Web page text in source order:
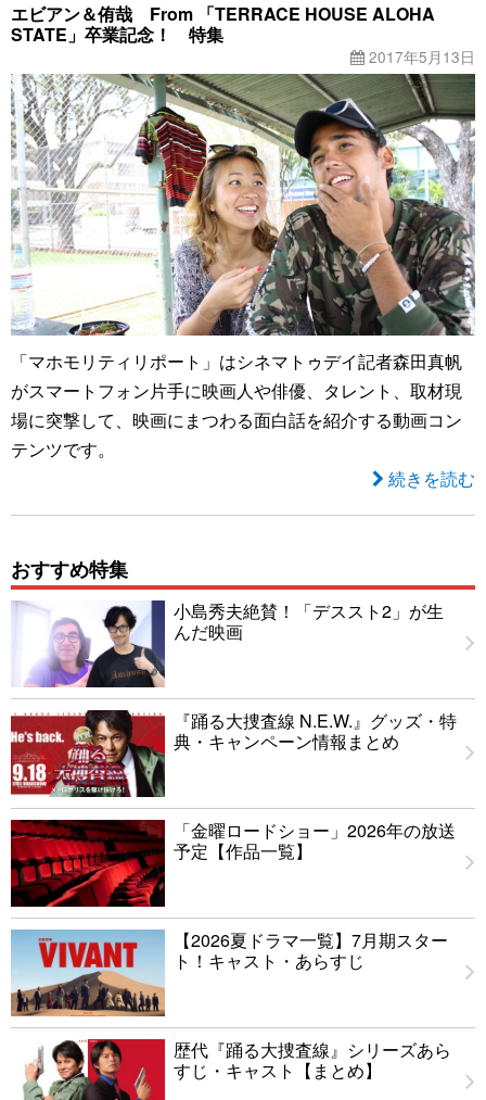
エビアン＆侑哉 From 「TERRACE HOUSE ALOHA
STATE」卒業記念！ 特集
2017年5月13日
「マホモリティリポート」はシネマトゥデイ記者森田真帆
がスマートフォン片手に映画人や俳優、タレント、取材現
場に突撃して、映画にまつわる面白話を紹介する動画コン
テンツです。
続きを読む
おすすめ特集
小島秀夫絶賛！「デススト2」が生
んだ映画
『踊る大捜査線 N.E.W.』グッズ・特
典・キャンペーン情報まとめ
「金曜ロードショー」2026年の放送
予定【作品一覧】
【2026夏ドラマ一覧】7月期スター
ト！キャスト・あらすじ
歴代『踊る大捜査線』シリーズあら
すじ・キャスト【まとめ】